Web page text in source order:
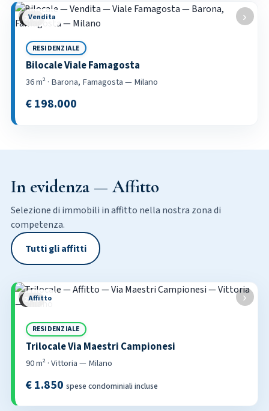
‹ ›
2 / 15
Vendita
RESIDENZIALE
Bilocale Viale Famagosta
36 m² · Barona, Famagosta — Milano
€ 198.000
In evidenza — Affitto
Selezione di immobili in affitto nella nostra zona di
competenza.
Tutti gli affitti
‹ ›
2 / 20
Affitto
RESIDENZIALE
Trilocale Via Maestri Campionesi
90 m² · Vittoria — Milano
€ 1.850 spese condominiali incluse